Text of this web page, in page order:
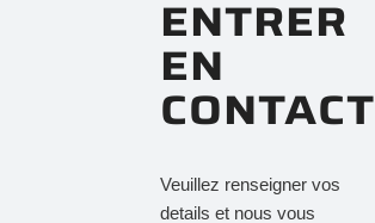
ENTRER
EN
CONTACT
Veuillez renseigner vos
details et nous vous